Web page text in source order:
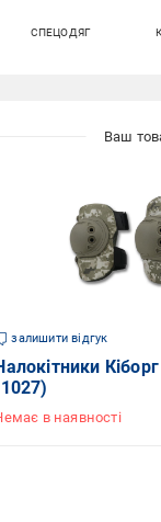
СПЕЦОДЯГ
залишити відгук
в наявності